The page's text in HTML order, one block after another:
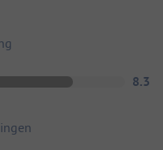
8.3